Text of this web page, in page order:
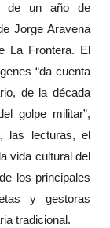
de un año de
Jorge Aravena
La Frontera. El
“da cuenta
de la década
golpe militar”,
las lecturas, el
vida cultural del
los principales
y gestoras
tradicional.